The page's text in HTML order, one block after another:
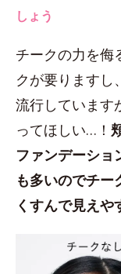
しょう
チークの力を侮
クが要りますし
流行しています
ってほしい…！
ファンデーショ
も多いのでチー
くすんで見えや